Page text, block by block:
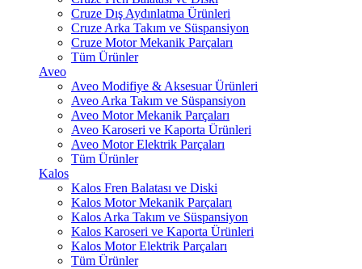
Cruze Dış Aydınlatma Ürünleri
Cruze Arka Takım ve Süspansiyon
Cruze Motor Mekanik Parçaları
Tüm Ürünler
Aveo
Aveo Modifiye & Aksesuar Ürünleri
Aveo Arka Takım ve Süspansiyon
Aveo Motor Mekanik Parçaları
Aveo Karoseri ve Kaporta Ürünleri
Aveo Motor Elektrik Parçaları
Tüm Ürünler
Kalos
Kalos Fren Balatası ve Diski
Kalos Motor Mekanik Parçaları
Kalos Arka Takım ve Süspansiyon
Kalos Karoseri ve Kaporta Ürünleri
Kalos Motor Elektrik Parçaları
Tüm Ürünler